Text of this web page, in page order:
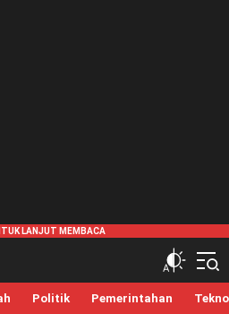
Politik Pemerintahan Tekno